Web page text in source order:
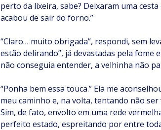
perto da lixeira, sabe? Deixaram uma
acabou de sair do forno.”
“Claro… muito obrigada”, respondi, sem
estão delirando”, já devastadas pela
não conseguia entender, a velhinha não
“Ponha bem essa touca.” Ela me
meu caminho e, na volta, tentando não
Sim, de fato, envolto em uma rede
perfeito estado, espreitando por entre